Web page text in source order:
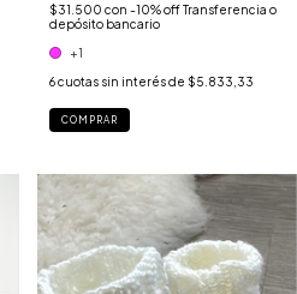
$31.500 con -10% off Transferencia o
depósito bancario
+1
6 cuotas sin interés de $5.833,33
COMPRAR